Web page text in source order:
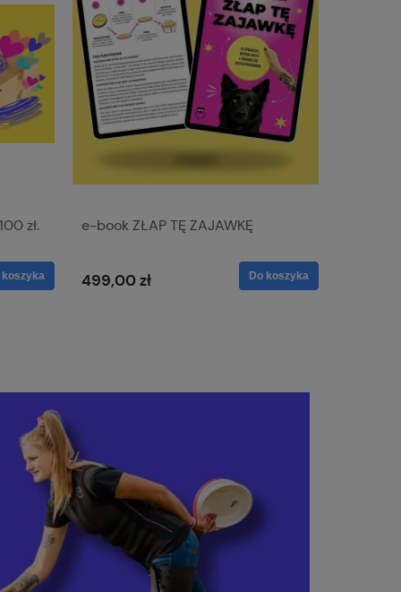
zł.
koszyka
e-book ZŁAP TĘ ZAJAWKĘ
499,00 zł Do koszyka